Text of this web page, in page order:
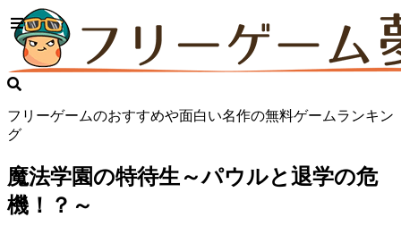
フリーゲームのおすすめや面白い名作の無料ゲームランキン
グ
魔法学園の特待生～パウルと退学の危
機！？～